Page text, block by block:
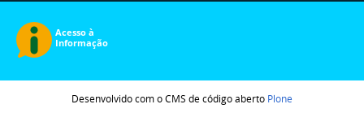
Desenvolvido com o CMS de código aberto Plone